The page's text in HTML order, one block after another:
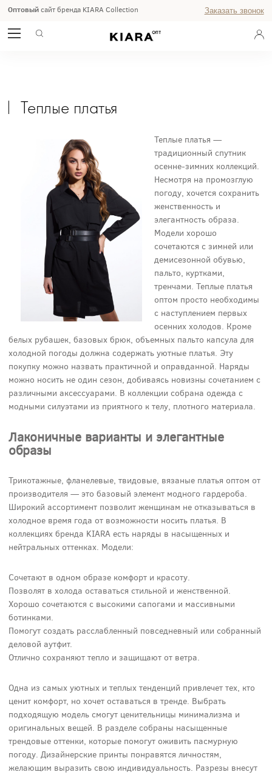
Оптовыйсайт бренда KIARA Collection Заказать звонок
ТЕПЛЫЕ ПЛАТЬЯ ОПТОМ
Теплые платья
Теплые платья —
традиционный спутник
осенне-зимних коллекций.
Несмотря на промозглую
погоду, хочется сохранить
женственность и
элегантность образа.
Модели хорошо
сочетаются с зимней или
демисезонной обувью,
пальто, куртками,
тренчами. Теплые платья
оптом просто необходимы
с наступлением первых
осенних холодов. Кроме
белых рубашек, базовых брюк, объемных пальто капсула для
холодной погоды должна содержать уютные платья. Эту
покупку можно назвать практичной и оправданной. Наряды
можно носить не один сезон, добиваясь новизны сочетанием с
различными аксессуарами. В коллекции собрана одежда с
модными силуэтами из приятного к телу, плотного материала.
Лаконичные варианты и элегантные
образы
Трикотажные, фланелевые, твидовые, вязаные платья оптом от
производителя — это базовый элемент модного гардероба.
Широкий ассортимент позволит женщинам не отказываться в
холодное время года от возможности носить платья. В
коллекциях бренда KIARA есть наряды в насыщенных и
нейтральных оттенках. Модели:
Сочетают в одном образе комфорт и красоту.
Позволят в холода оставаться стильной и женственной.
Хорошо сочетаются с высокими сапогами и массивными
ботинками.
Помогут создать расслабленный повседневный или собранный
деловой аутфит.
Отлично сохраняют тепло и защищают от ветра.
Одна из самых уютных и теплых тенденций привлечет тех, кто
ценит комфорт, но хочет оставаться в тренде. Выбрать
подходящую модель смогут ценительницы минимализма и
оригинальных вещей. В разделе собраны насыщенные
трендовые оттенки, которые помогут оживить пасмурную
погоду. Дизайнерские принты понравятся личностям,
желающим выразить свою индивидуальность. Разрезы внесут